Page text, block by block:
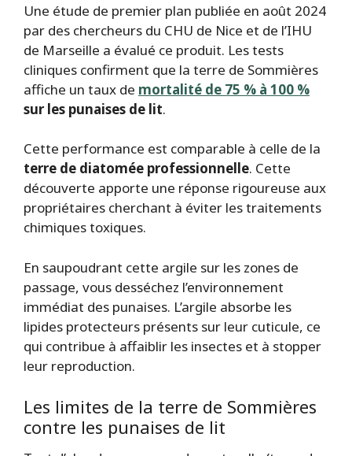
Une étude de premier plan publiée en août 2024
par des chercheurs du CHU de Nice et de l’IHU
de Marseille a évalué ce produit. Les tests
cliniques confirment que la terre de Sommières
affiche un taux de mortalité de 75 % à 100 %
sur les punaises de lit.
Cette performance est comparable à celle de la
terre de diatomée professionnelle. Cette
découverte apporte une réponse rigoureuse aux
propriétaires cherchant à éviter les traitements
chimiques toxiques.
En saupoudrant cette argile sur les zones de
passage, vous desséchez l’environnement
immédiat des punaises. L’argile absorbe les
lipides protecteurs présents sur leur cuticule, ce
qui contribue à affaiblir les insectes et à stopper
leur reproduction.
Les limites de la terre de Sommières
contre les punaises de lit